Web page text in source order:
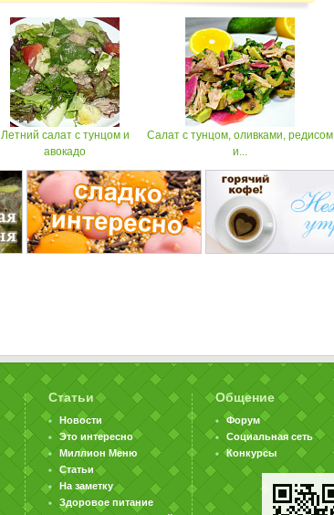
Летний салат с тунцом и
авокадо
Cалат с тунцом, оливками, редисом
и...
Статьи
Новости
Это интересно
Миллион Меню
Статьи
На заметку
Здоровое питание
Общение
Форум
Социальная сеть
Конкурсы